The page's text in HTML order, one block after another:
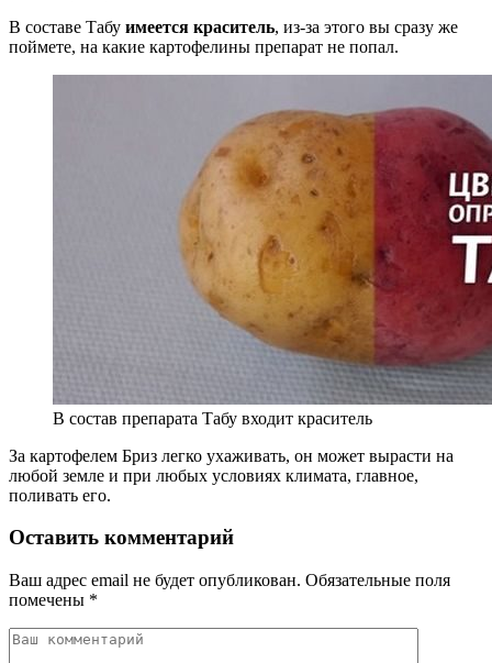
В составе Табу имеется краситель, из-за этого вы сразу же
поймете, на какие картофелины препарат не попал.
В состав препарата Табу входит краситель
За картофелем Бриз легко ухаживать, он может вырасти на
любой земле и при любых условиях климата, главное,
поливать его.
Оставить комментарий
Ваш адрес email не будет опубликован. Обязательные поля
помечены *